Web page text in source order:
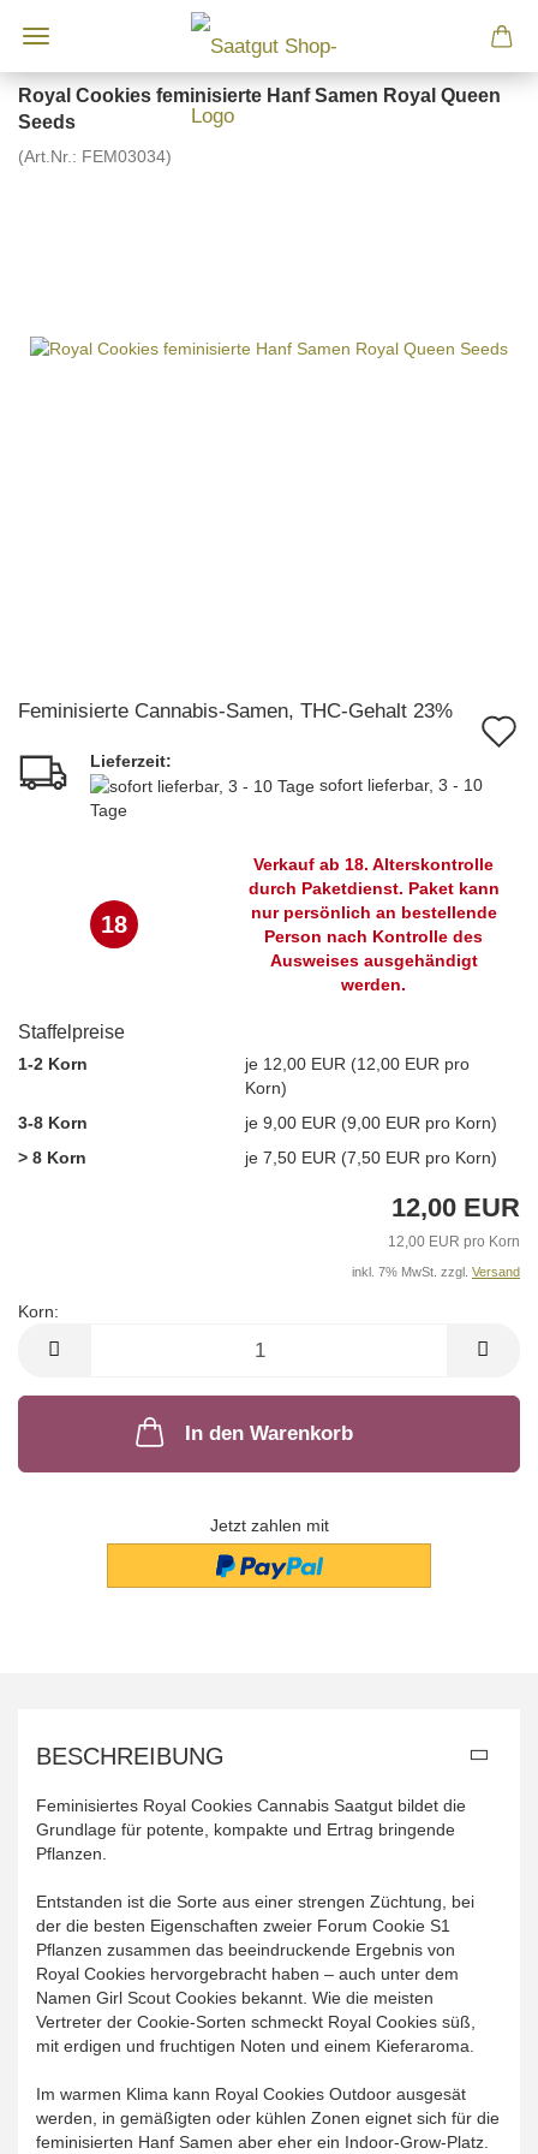
Royal Cookies feminisierte Hanf Samen Royal Queen
Seeds
(Art.Nr.: FEM03034)
Feminisierte Cannabis-Samen, THC-Gehalt 23%
Lieferzeit:
sofort lieferbar, 3 - 10
Tage
18
Verkauf ab 18. Alterskontrolle
durch Paketdienst. Paket kann
nur persönlich an bestellende
Person nach Kontrolle des
Ausweises ausgehändigt
werden.
Staffelpreise
1-2 Korn
je 12,00 EUR (12,00 EUR pro
Korn)
3-8 Korn
je 9,00 EUR (9,00 EUR pro Korn)
> 8 Korn
je 7,50 EUR (7,50 EUR pro Korn)
12,00 EUR
12,00 EUR pro Korn
inkl. 7% MwSt. zzgl. Versand
Korn:
In den Warenkorb
Jetzt zahlen mit
BESCHREIBUNG
Feminisiertes Royal Cookies Cannabis Saatgut bildet die
Grundlage für potente, kompakte und Ertrag bringende
Pflanzen.
Entstanden ist die Sorte aus einer strengen Züchtung, bei
der die besten Eigenschaften zweier Forum Cookie S1
Pflanzen zusammen das beeindruckende Ergebnis von
Royal Cookies hervorgebracht haben – auch unter dem
Namen Girl Scout Cookies bekannt. Wie die meisten
Vertreter der Cookie-Sorten schmeckt Royal Cookies süß,
mit erdigen und fruchtigen Noten und einem Kieferaroma.
Im warmen Klima kann Royal Cookies Outdoor ausgesät
werden, in gemäßigten oder kühlen Zonen eignet sich für die
feminisierten Hanf Samen aber eher ein Indoor-Grow-Platz.